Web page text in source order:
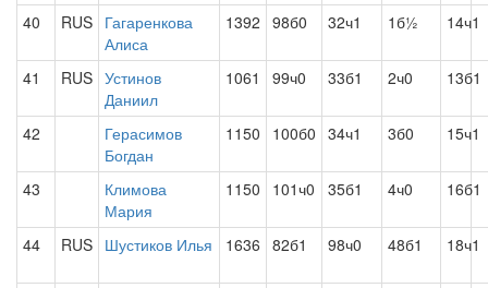
40 RUS Гагаренкова
Алиса
1392 98б0 32ч1 1б½ 14ч1
41 RUS Устинов
Даниил
1061 99ч0 33б1 2ч0 13б1
42
Герасимов
Богдан
1150 100б0 34ч1 3б0 15ч1
43
Климова
Мария
1150 101ч0 35б1 4ч0 16б1
44 RUS Шустиков Илья 1636 82б1 98ч0 48б1 18ч1